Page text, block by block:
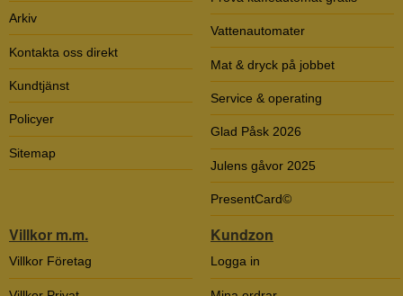
Arkiv
Kontakta oss direkt
Kundtjänst
Policyer
Sitemap
Vattenautomater
Mat & dryck på jobbet
Service & operating
Glad Påsk 2026
Julens gåvor 2025
PresentCard©
Villkor m.m.
Villkor Företag
Kundzon
Logga in